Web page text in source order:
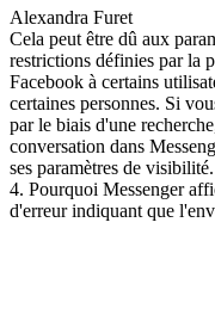
Alexandra Furet
Cela peut être dû aux
restrictions définies par la
Facebook à certains
certaines personnes. Si
par le biais d'une
conversation dans
ses paramètres de visibilité.
4. Pourquoi Messenger
d'erreur indiquant que